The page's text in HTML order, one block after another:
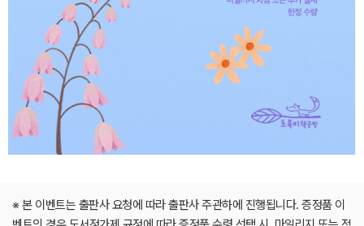
※ 본 이벤트는 출판사 요청에 따라 출판사 주관하에 진행됩니다. 증정품 이